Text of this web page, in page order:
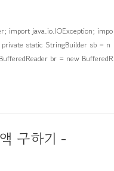
import java.io.IOException; impo
static StringBuilder sb = n
br = new BufferedR
구하기 -